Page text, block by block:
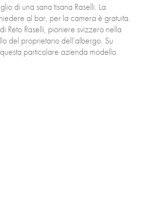
di una sana tisana Raselli. La
al bar, per la camera è gratuita.
Reto Raselli, pioniere svizzero nella
del proprietario dell’albergo. Su
particolare azienda modello.